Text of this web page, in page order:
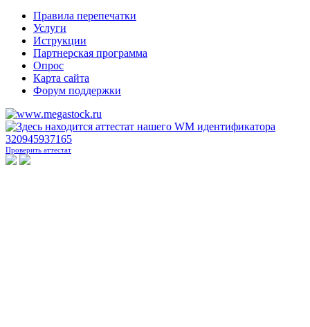
Правила перепечатки
Услуги
Иструкции
Партнерская программа
Опрос
Карта сайта
Форум поддержки
Проверить аттестат